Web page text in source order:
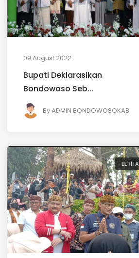
09 August 2022
Bupati Deklarasikan
Bondowoso Seb...
ByADMIN BONDOWOSOKAB
BERITA